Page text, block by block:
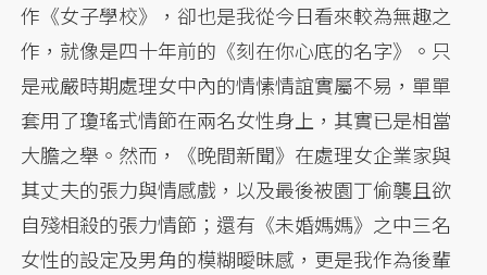
作《女子學校》，卻也是我從今日看來較為無趣之
作，就像是四十年前的《刻在你心底的名字》。只
是戒嚴時期處理女中內的情愫情誼實屬不易，單單
套用了瓊瑤式情節在兩名女性身上，其實已是相當
大膽之舉。然而，《晚間新聞》在處理女企業家與
其丈夫的張力與情感戲，以及最後被園丁偷襲且欲
自殘相殺的張力情節；還有《未婚媽媽》之中三名
女性的設定及男角的模糊曖昧感，更是我作為後輩